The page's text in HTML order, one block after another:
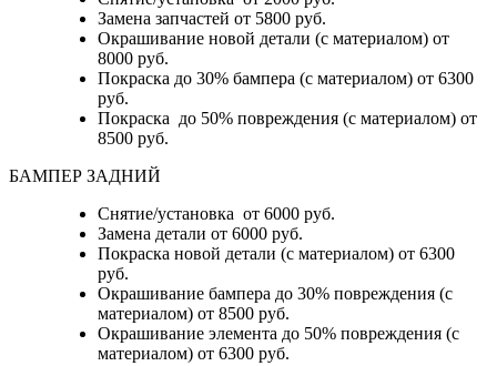
Замена запчастей от 5800 руб.
Окрашивание новой детали (с материалом) от
8000 руб.
Покраска до 30% бампера (с материалом) от 6300
руб.
Покраска до 50% повреждения (с материалом) от
8500 руб.
БАМПЕР ЗАДНИЙ
Снятие/установка от 6000 руб.
Замена детали от 6000 руб.
Покраска новой детали (с материалом) от 6300
руб.
Окрашивание бампера до 30% повреждения (с
материалом) от 8500 руб.
Окрашивание элемента до 50% повреждения (с
материалом) от 6300 руб.